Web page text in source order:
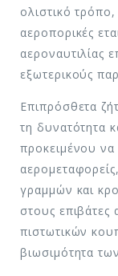
ολιστικό
αεροπορικές
αεροναυτιλίας
εξωτερικούς
Επιπρόσθετα
τη δυνατότητα
προκειμένου
γραμμών και
στους επιβάτες
πιστωτικών
βιωσιμότητα